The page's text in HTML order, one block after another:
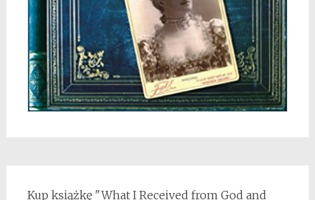
Kup książkę "What I Received from God and